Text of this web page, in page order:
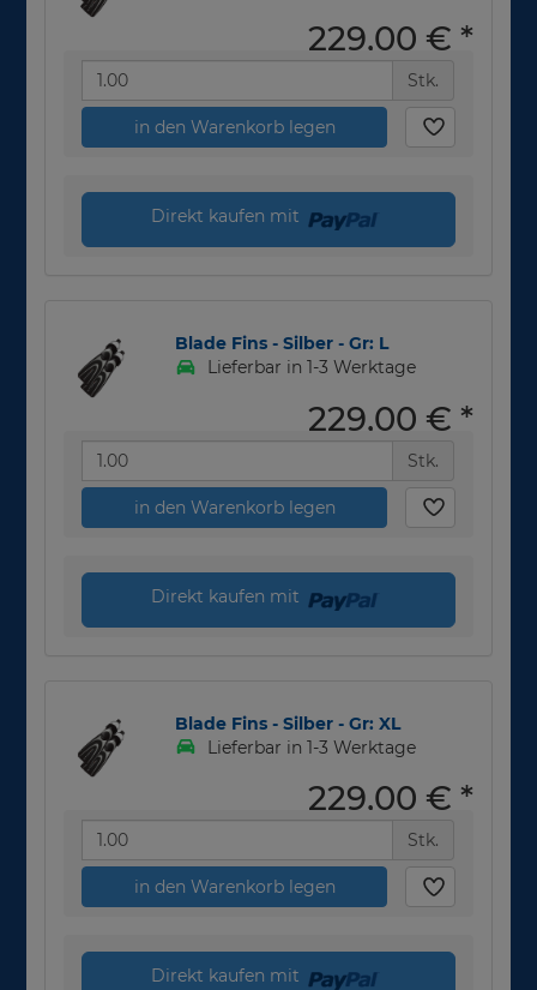
229,00 € *
Stk.
in den Warenkorb legen
Direkt kaufen mit
Blade Fins - Silber - Gr: L
Lieferbar in 1-3 Werktage
229,00 € *
Stk.
in den Warenkorb legen
Direkt kaufen mit
Blade Fins - Silber - Gr: XL
Lieferbar in 1-3 Werktage
229,00 € *
Stk.
in den Warenkorb legen
Direkt kaufen mit